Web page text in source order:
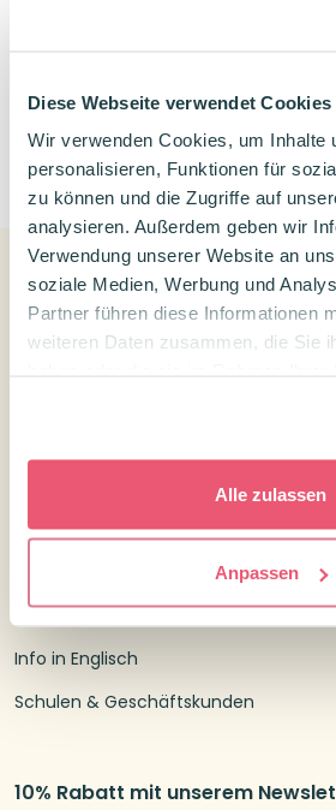
Diese Webseite verwendet Cookies
Wir verwenden Cookies, um Inhalte
personalisieren, Funktionen für
zu können und die Zugriffe auf
analysieren. Außerdem geben wir
Verwendung unserer Website an
soziale Medien, Werbung und
Partner führen diese Informationen
weiteren Daten zusammen, die Sie
Alle zulassen
Anpassen
0
Kundenservice
Über uns
Newsletter
Info in Englisch
Schulen & Geschäftskunden
10% Rabatt mit unserem